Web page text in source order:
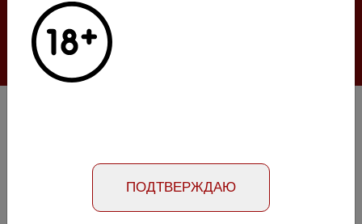
Галлюцинации больших языковых моделей
в клинической урологии
экспериментальное обоснование целесообразности ее
использования при необструктивном пиелонефрите
ПОДТВЕРЖДАЮ